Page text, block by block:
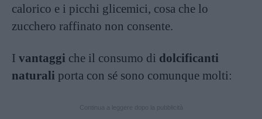
calorico e i picchi glicemici, cosa che lo
zucchero raffinato non consente.
I vantaggi che il consumo di dolcificanti
naturali porta con sé sono comunque molti: